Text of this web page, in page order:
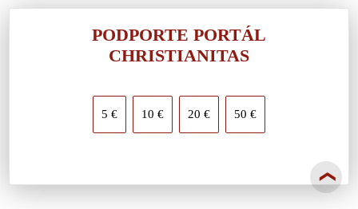
❯
PODPORTE PORTÁL
CHRISTIANITAS
5 € 10 € 20 € 50 €